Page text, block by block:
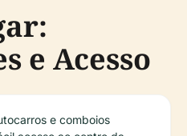
e Acesso
e comboios